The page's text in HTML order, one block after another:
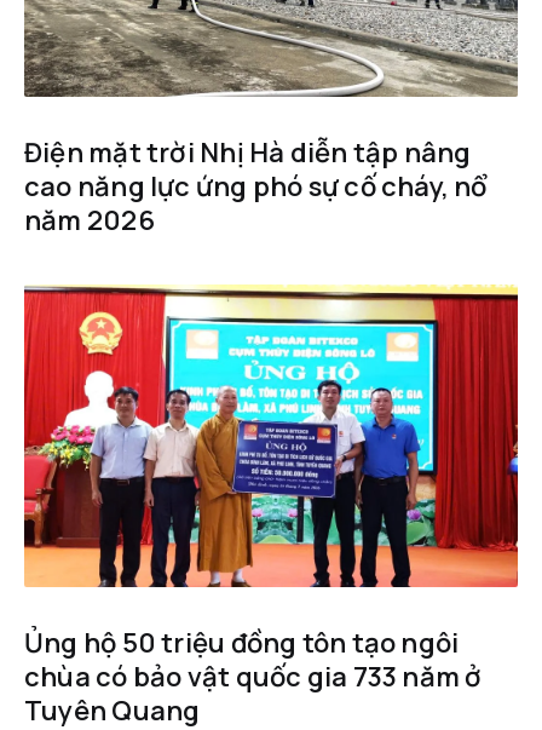
Điện mặt trời Nhị Hà diễn tập nâng
cao năng lực ứng phó sự cố cháy, nổ
năm 2026
Ủng hộ 50 triệu đồng tôn tạo ngôi
chùa có bảo vật quốc gia 733 năm ở
Tuyên Quang